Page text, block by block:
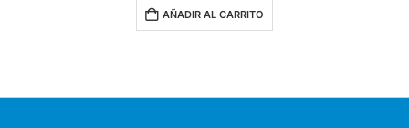
AÑADIR AL CARRITO